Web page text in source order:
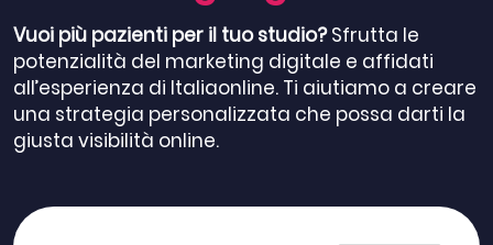
Vuoi più pazienti per il tuo studio?Sfrutta le
potenzialità del marketing digitale e affidati
all’esperienza di Italiaonline. Ti aiutiamo a creare
una strategia personalizzata che possa darti la
giusta visibilità online.